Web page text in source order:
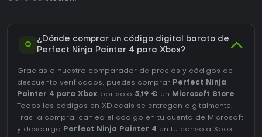
Q
¿Dónde comprar un código digital barato de
Perfect Ninja Painter 4 para Xbox?
Gracias a nuestro comparador de precios y códigos de
descuento verificados, puedes comprar Perfect Ninja
Painter 4 para Xbox por solo 5,19 € en Microsoft Store.
Todos los códigos en XD.deals se entregan digitalmente.
Tras la compra, canjea el código en tu cuenta de Microsoft
y descarga Perfect Ninja Painter 4 en tu consola Xbox.